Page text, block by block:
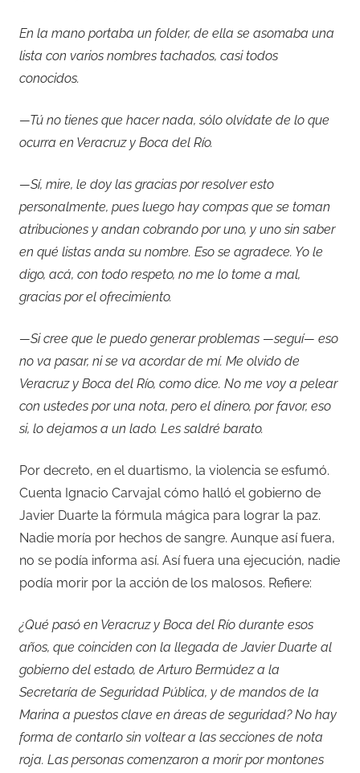
En la mano portaba un folder, de ella se asomaba una
lista con varios nombres tachados, casi todos
conocidos.
—Tú no tienes que hacer nada, sólo olvídate de lo que
ocurra en Veracruz y Boca del Río.
—Sí, mire, le doy las gracias por resolver esto
personalmente, pues luego hay compas que se toman
atribuciones y andan cobrando por uno, y uno sin saber
en qué listas anda su nombre. Eso se agradece. Yo le
digo, acá, con todo respeto, no me lo tome a mal,
gracias por el ofrecimiento.
—Si cree que le puedo generar problemas —seguí— eso
no va pasar, ni se va acordar de mí. Me olvido de
Veracruz y Boca del Río, como dice. No me voy a pelear
con ustedes por una nota, pero el dinero, por favor, eso
si, lo dejamos a un lado. Les saldré barato.
Por decreto, en el duartismo, la violencia se esfumó.
Cuenta Ignacio Carvajal cómo halló el gobierno de
Javier Duarte la fórmula mágica para lograr la paz.
Nadie moría por hechos de sangre. Aunque así fuera,
no se podía informa así. Así fuera una ejecución, nadie
podía morir por la acción de los malosos. Refiere:
¿Qué pasó en Veracruz y Boca del Río durante esos
años, que coinciden con la llegada de Javier Duarte al
gobierno del estado, de Arturo Bermúdez a la
Secretaría de Seguridad Pública, y de mandos de la
Marina a puestos clave en áreas de seguridad? No hay
forma de contarlo sin voltear a las secciones de nota
roja. Las personas comenzaron a morir por montones